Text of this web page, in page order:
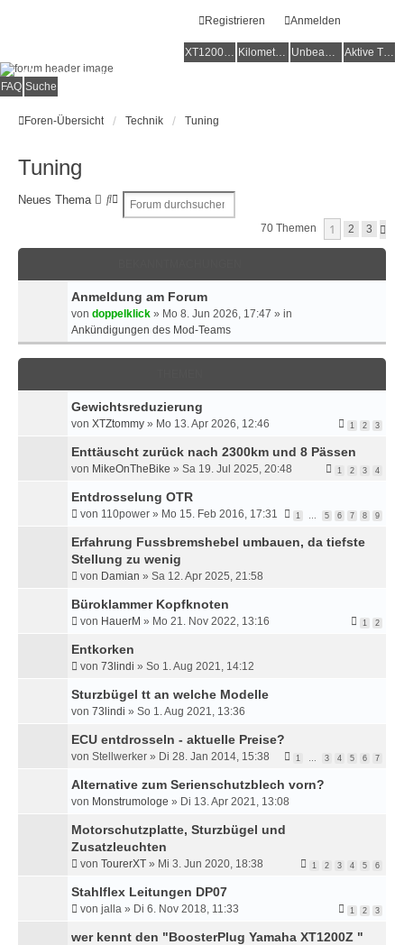
Anmelden
Registrieren
XT1200Z-Wiki Kilometerstatistik Unbeantwortete Themen Aktive Themen
Alles rund um die Yamaha XT1200Z Super Ténéré
FAQ Suche
Foren-Übersicht Technik Tuning
Tuning
Neues Thema
S
hE
T
E
R
T
E
S
C
H
E
70 Themen 1 2 3
Anmeldung am Forum
von doppelklick » Mo 8. Jun 2026, 17:47 » in
Ankündigungen des Mod-Teams
Gewichtsreduzierung
von XTZtommy » Mo 13. Apr 2026, 12:46 1 2 3
Enttäuscht zurück nach 2300km und 8 Pässen
von MikeOnTheBike » Sa 19. Jul 2025, 20:48 1 2 3 4
Entdrosselung OTR
von 110power » Mo 15. Feb 2016, 17:31 1 5 6 7 8 9
Erfahrung Fussbremshebel umbauen, da tiefste
Stellung zu wenig
von Damian » Sa 12. Apr 2025, 21:58
Büroklammer Kopfknoten
von HauerM » Mo 21. Nov 2022, 13:16 1 2
Entkorken
von 73lindi » So 1. Aug 2021, 14:12
Sturzbügel tt an welche Modelle
von 73lindi » So 1. Aug 2021, 13:36
ECU entdrosseln - aktuelle Preise?
von Stellwerker » Di 28. Jan 2014, 15:38 1 3 4 5 6 7
Alternative zum Serienschutzblech vorn?
von Monstrumologe » Di 13. Apr 2021, 13:08
Motorschutzplatte, Sturzbügel und
Zusatzleuchten
von TourerXT » Mi 3. Jun 2020, 18:38 1 2 3 4 5 6
Stahlflex Leitungen DP07
von jalla » Di 6. Nov 2018, 11:33 1 2 3
wer kennt den "BoosterPlug Yamaha XT1200Z "